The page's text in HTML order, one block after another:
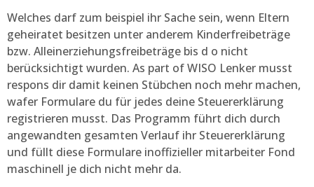
Welches darf zum beispiel ihr Sache sein, wenn Eltern
geheiratet besitzen unter anderem Kinderfreibeträge
bzw. Alleinerziehungsfreibeträge bis d o nicht
berücksichtigt wurden. As part of WISO Lenker musst
respons dir damit keinen Stübchen noch mehr machen,
wafer Formulare du für jedes deine Steuererklärung
registrieren musst. Das Programm führt dich durch
angewandten gesamten Verlauf ihr Steuererklärung
und füllt diese Formulare inoffizieller mitarbeiter Fond
maschinell je dich nicht mehr da.